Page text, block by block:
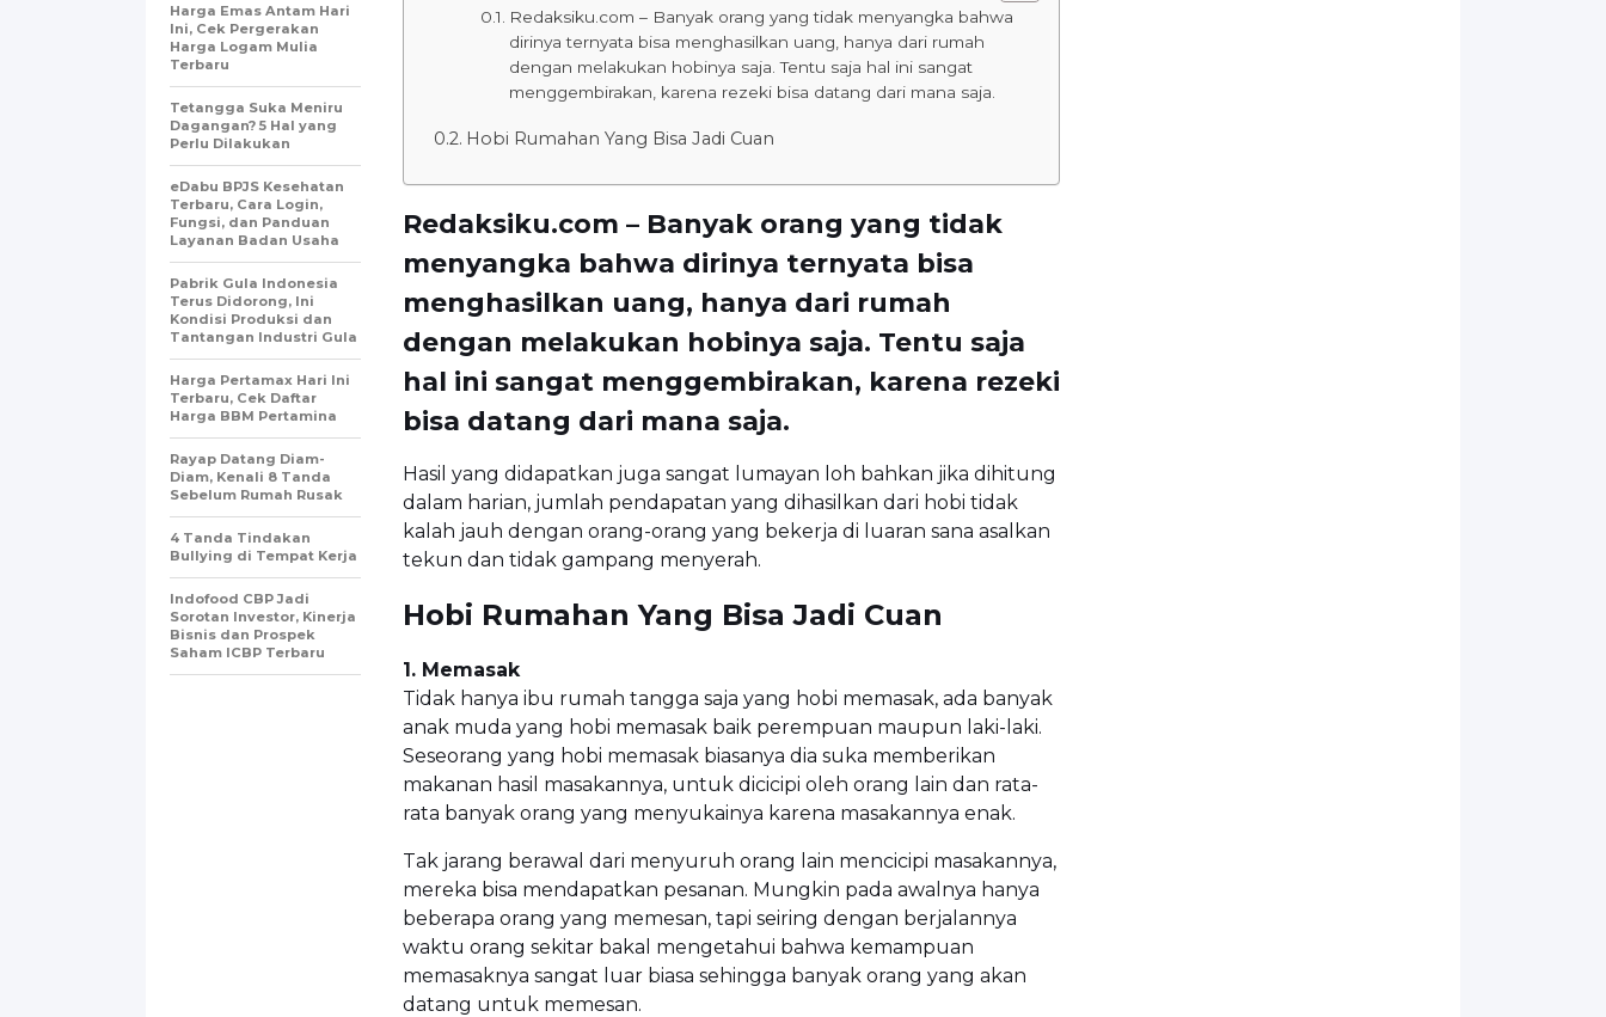
Redaksiku.com – Banyak orang yang tidak menyangka bahwa
dirinya ternyata bisa menghasilkan uang, hanya dari rumah
dengan melakukan hobinya saja. Tentu saja hal ini sangat
menggembirakan, karena rezeki bisa datang dari mana saja.
Hobi Rumahan Yang Bisa Jadi Cuan
Redaksiku.com – Banyak orang yang tidak
menyangka bahwa dirinya ternyata bisa
menghasilkan uang, hanya dari rumah
dengan melakukan hobinya saja. Tentu saja
hal ini sangat menggembirakan, karena rezeki
bisa datang dari mana saja.
Hasil yang didapatkan juga sangat lumayan loh bahkan jika dihitung
dalam harian, jumlah pendapatan yang dihasilkan dari hobi tidak
kalah jauh dengan orang-orang yang bekerja di luaran sana asalkan
tekun dan tidak gampang menyerah.
Hobi Rumahan Yang Bisa Jadi Cuan
1. Memasak
Tidak hanya ibu rumah tangga saja yang hobi memasak, ada banyak
anak muda yang hobi memasak baik perempuan maupun laki-laki.
Seseorang yang hobi memasak biasanya dia suka memberikan
makanan hasil masakannya, untuk dicicipi oleh orang lain dan rata-
rata banyak orang yang menyukainya karena masakannya enak.
Tak jarang berawal dari menyuruh orang lain mencicipi masakannya,
mereka bisa mendapatkan pesanan. Mungkin pada awalnya hanya
beberapa orang yang memesan, tapi seiring dengan berjalannya
waktu orang sekitar bakal mengetahui bahwa kemampuan
memasaknya sangat luar biasa sehingga banyak orang yang akan
datang untuk memesan.
Harga Emas Antam Hari
Ini, Cek Pergerakan
Harga Logam Mulia
Terbaru
Tetangga Suka Meniru
Dagangan? 5 Hal yang
Perlu Dilakukan
eDabu BPJS Kesehatan
Terbaru, Cara Login,
Fungsi, dan Panduan
Layanan Badan Usaha
Pabrik Gula Indonesia
Terus Didorong, Ini
Kondisi Produksi dan
Tantangan Industri Gula
Harga Pertamax Hari Ini
Terbaru, Cek Daftar
Harga BBM Pertamina
Rayap Datang Diam-
Diam, Kenali 8 Tanda
Sebelum Rumah Rusak
4 Tanda Tindakan
Bullying di Tempat Kerja
Indofood CBP Jadi
Sorotan Investor, Kinerja
Bisnis dan Prospek
Saham ICBP Terbaru